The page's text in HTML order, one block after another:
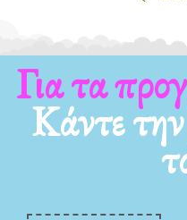
Για τα
Κάντε